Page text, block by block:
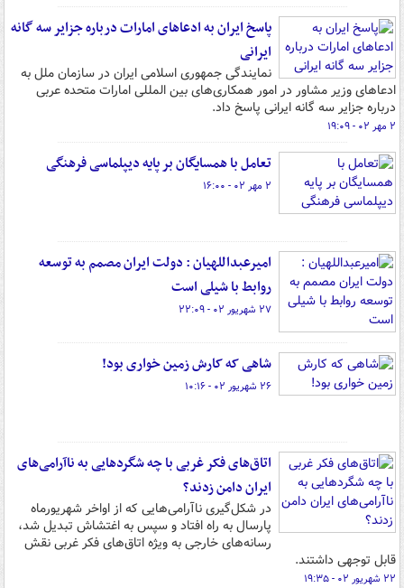
پاسخ ایران به ادعاهای امارات درباره جزایر سه گانه
ایرانی
نمایندگی جمهوری اسلامی ایران در سازمان ملل به
ادعاهای وزیر مشاور در امور همکاری‌های بین المللی امارات متحده عربی
درباره جزایر سه گانه ایرانی پاسخ داد.
۲ مهر ۰۲ - ۱۹:۰۹
تعامل با همسایگان بر پایه دیپلماسی فرهنگی
۲ مهر ۰۲ - ۱۶:۰۰
امیرعبداللهیان : دولت ایران مصمم به توسعه‌
روابط با شیلی است
۲۷ شهریور ۰۲ - ۲۲:۰۹
شاهی که کارش زمین خواری بود!
۲۶ شهریور ۰۲ - ۱۰:۱۶
اتاق‌های فکر غربی با چه شگردهایی به ناآرامی‌های
ایران دامن زدند؟
در شکل‌گیری ناآرامی‌هایی که از اواخر شهریورماه
پارسال به راه افتاد و سپس به اغتشاش تبدیل شد،
رسانه‌های خارجی به ویژه اتاق‌های فکر غربی نقش
قابل توجهی داشتند.
۲۲ شهریور ۰۲ - ۱۹:۳۵